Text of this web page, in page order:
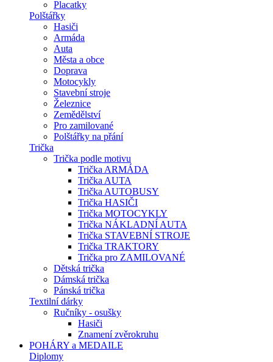
Placatky
Polštářky
Hasiči
Armáda
Auta
Města a obce
Doprava
Motocykly
Stavební stroje
Železnice
Zemědělství
Pro zamilované
Polštářky na přání
Trička
Trička podle motivu
Trička ARMÁDA
Trička AUTA
Trička AUTOBUSY
Trička HASIČI
Trička MOTOCYKLY
Trička NÁKLADNÍ AUTA
Trička STAVEBNÍ STROJE
Trička TRAKTORY
Trička pro ZAMILOVANÉ
Dětská trička
Dámská trička
Pánská trička
Textilní dárky
Ručníky - osušky
Hasiči
Znamení zvěrokruhu
POHÁRY a MEDAILE
Diplomy